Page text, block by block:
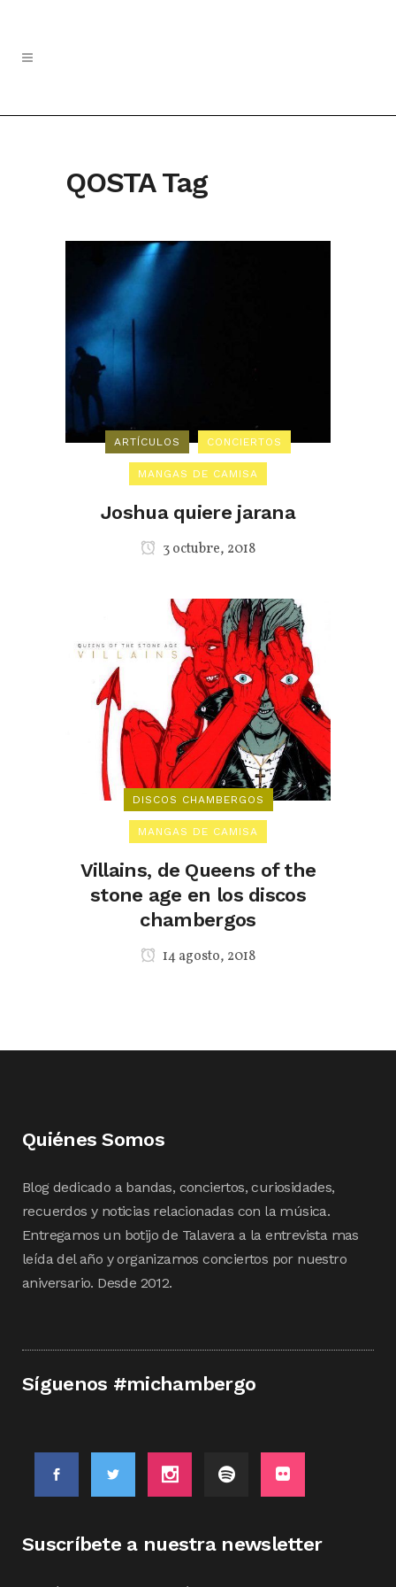
QOSTA Tag
ARTÍCULOS CONCIERTOS
MANGAS DE CAMISA
Joshua quiere jarana
3 octubre, 2018
DISCOS CHAMBERGOS
MANGAS DE CAMISA
Villains, de Queens of the
stone age en los discos
chambergos
14 agosto, 2018
Quiénes Somos
Blog dedicado a bandas, conciertos, curiosidades,
recuerdos y noticias relacionadas con la música.
Entregamos un botijo de Talavera a la entrevista mas
leída del año y organizamos conciertos por nuestro
aniversario. Desde 2012.
Síguenos #michambergo
Suscríbete a nuestra newsletter